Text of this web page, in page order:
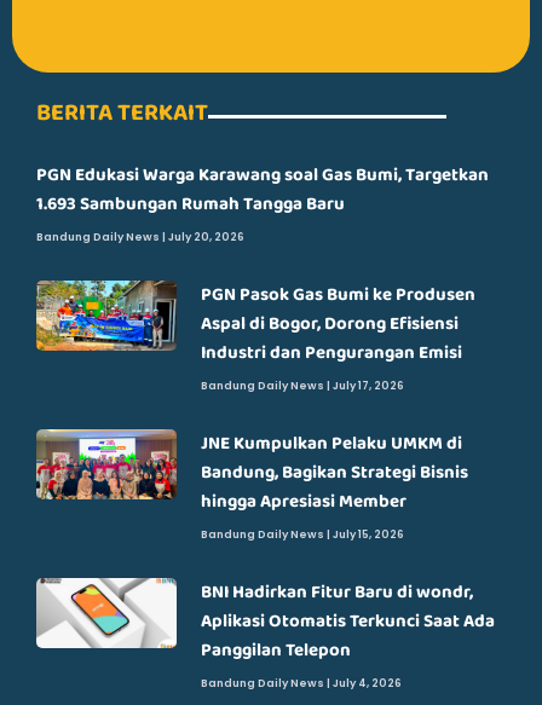
BERITA TERKAIT
PGN Edukasi Warga Karawang soal Gas Bumi, Targetkan
1.693 Sambungan Rumah Tangga Baru
Bandung Daily News July 20, 2026
PGN Pasok Gas Bumi ke Produsen
Aspal di Bogor, Dorong Efisiensi
Industri dan Pengurangan Emisi
Bandung Daily News July 17, 2026
JNE Kumpulkan Pelaku UMKM di
Bandung, Bagikan Strategi Bisnis
hingga Apresiasi Member
Bandung Daily News July 15, 2026
BNI Hadirkan Fitur Baru di wondr,
Aplikasi Otomatis Terkunci Saat Ada
Panggilan Telepon
Bandung Daily News July 4, 2026